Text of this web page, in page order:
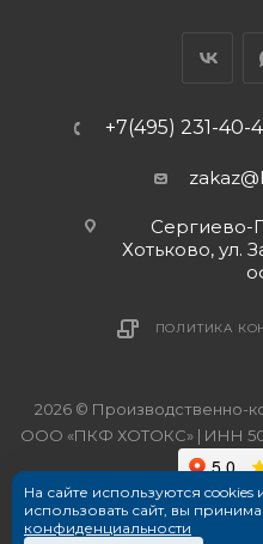
+7(495) 231-40-
Сергиево-
Хотьково, ул.
ПОЛИТИКА
2026 ©
ООО «ПКФ ХОТОКС» | ИНН
На сайте используются
использовать сайт, вы
конфиденциальности